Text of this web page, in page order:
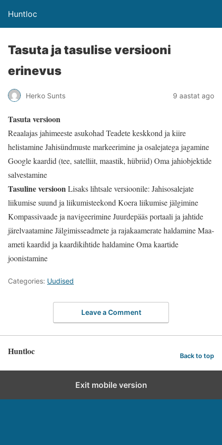
Huntloc
Tasuta ja tasulise versiooni
erinevus
Herko Sunts 9 aastat ago
Tasuta versioon
Reaalajas jahimeeste asukohad Teadete keskkond ja kiire
helistamineJahisündmuste markeerimine ja osalejatega jagamine
Google kaardid (tee, satelliit, maastik, hübriid)Oma jahiobjektide
salvestamine
Tasuline versioonLisaks lihtsale versioonile: Jahisosalejate
liikumise suund ja liikumisteekond Koera liikumise jälgimine
Kompassivaade ja navigeerimineJuurdepääs portaali ja jahtide
järelvaatamineJälgimisseadmete ja rajakaamerate haldamineMaa-
ameti kaardid ja kaardikihtide haldamineOma kaartide
joonistamine
Categories: Uudised
Leave a Comment
Huntloc Back to top
Exit mobile version